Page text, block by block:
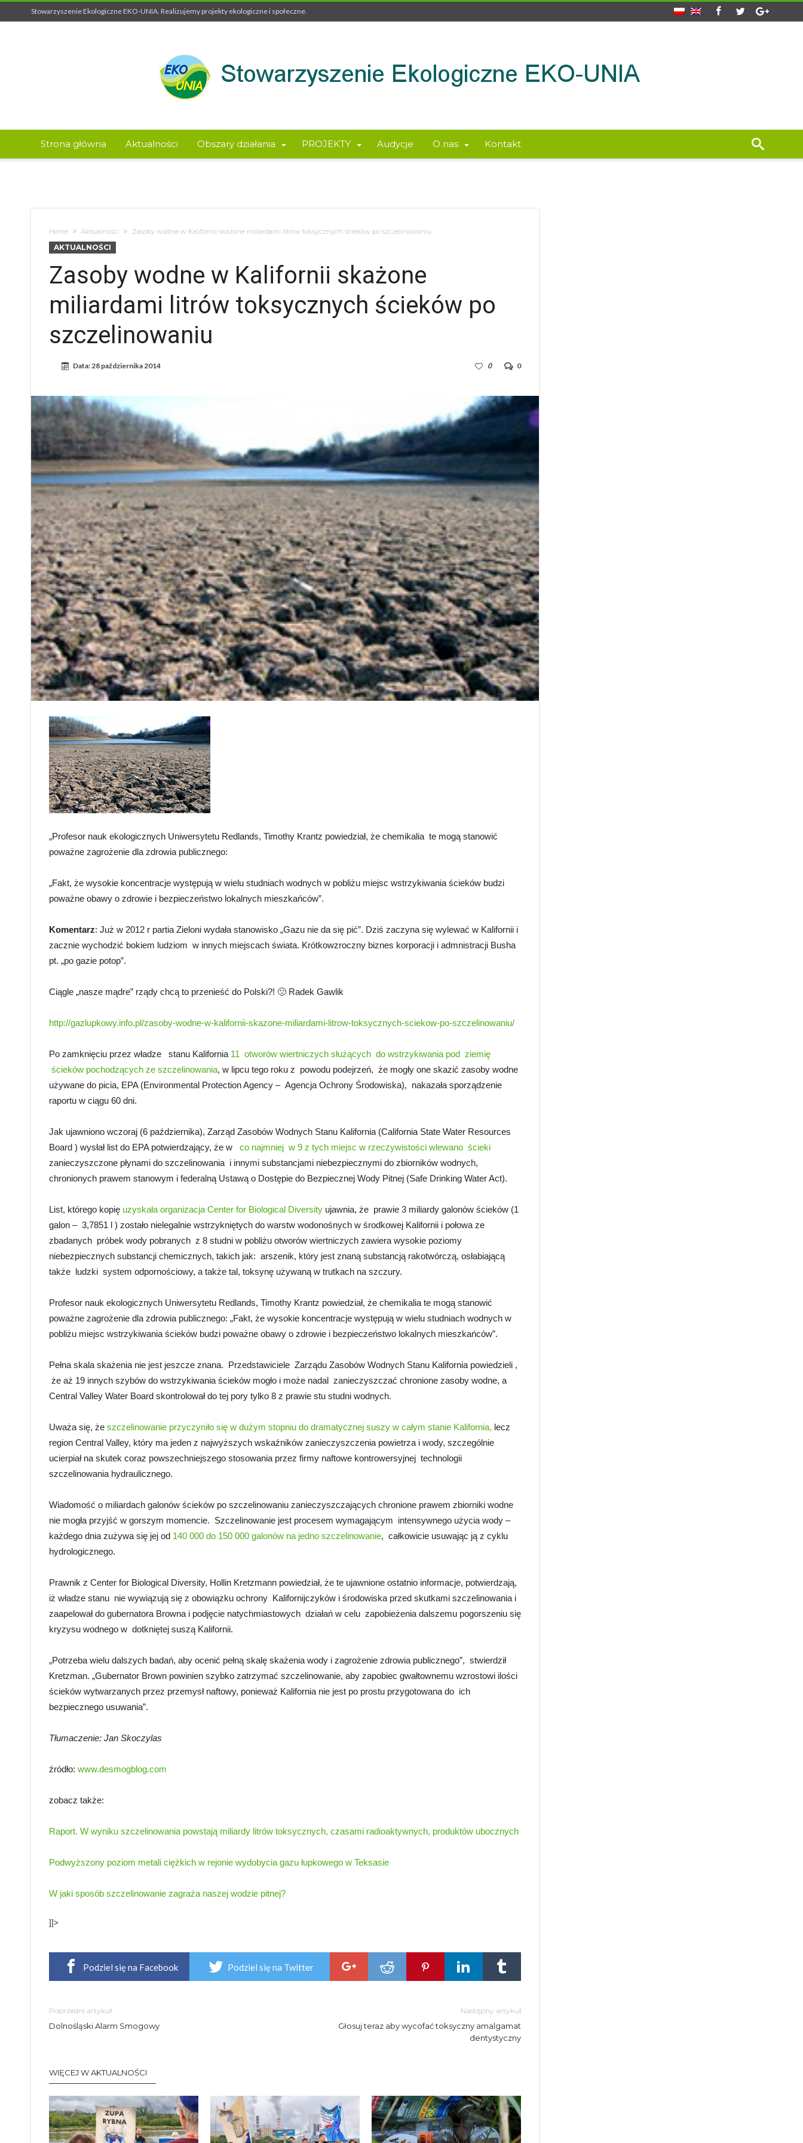
Stowarzyszenie Ekologiczne EKO-UNIA. Realizujemy projekty ekologiczne i społeczne.
Strona główna Aktualności Obszary działania PROJEKTY Audycje O nas Kontakt
Home Aktualności Zasoby wodne w Kalifornii skażone miliardami litrów toksycznych ścieków po szczelinowaniu
AKTUALNOŚCI
Zasoby wodne w Kalifornii skażone
miliardami litrów toksycznych ścieków po
szczelinowaniu
Data:28 października 2014 0
0
„Profesor nauk ekologicznych Uniwersytetu Redlands, Timothy Krantz powiedział, że chemikalia te mogą stanowić
poważne zagrożenie dla zdrowia publicznego:
„Fakt, że wysokie koncentracje występują w wielu studniach wodnych w pobliżu miejsc wstrzykiwania ścieków budzi
poważne obawy o zdrowie i bezpieczeństwo lokalnych mieszkańców”.
Komentarz: Już w 2012 r partia Zieloni wydała stanowisko „Gazu nie da się pić”. Dziś zaczyna się wylewać w Kalifornii i
zacznie wychodzić bokiem ludziom w innych miejscach świata. Krótkowzroczny biznes korporacji i admnistracji Busha
pt. „po gazie potop”.
Ciągle „nasze mądre” rządy chcą to przenieść do Polski?! 🙁 Radek Gawlik
http://gazlupkowy.info.pl/zasoby-wodne-w-kalifornii-skazone-miliardami-litrow-toksycznych-sciekow-po-szczelinowaniu/
Po zamknięciu przez władze stanu Kalifornia 11 otworów wiertniczych służących do wstrzykiwania pod ziemię
ścieków pochodzących ze szczelinowania, w lipcu tego roku z powodu podejrzeń, że mogły one skazić zasoby wodne
używane do picia, EPA (Environmental Protection Agency – Agencja Ochrony Środowiska), nakazała sporządzenie
raportu w ciągu 60 dni.
Jak ujawniono wczoraj (6 października), Zarząd Zasobów Wodnych Stanu Kalifornia (California State Water Resources
Board ) wysłał list do EPA potwierdzający, że w co najmniej w 9 z tych miejsc w rzeczywistości wlewano ścieki
zanieczyszczone płynami do szczelinowania i innymi substancjami niebezpiecznymi do zbiorników wodnych,
chronionych prawem stanowym i federalną Ustawą o Dostępie do Bezpiecznej Wody Pitnej (Safe Drinking Water Act).
List, którego kopię uzyskała organizacja Center for Biological Diversity ujawnia, że prawie 3 miliardy galonów ścieków (1
galon – 3,7851 l ) zostało nielegalnie wstrzykniętych do warstw wodonośnych w środkowej Kalifornii i połowa ze
zbadanych próbek wody pobranych z 8 studni w pobliżu otworów wiertniczych zawiera wysokie poziomy
niebezpiecznych substancji chemicznych, takich jak: arszenik, który jest znaną substancją rakotwórczą, osłabiającą
także ludzki system odpornościowy, a także tal, toksynę używaną w trutkach na szczury.
Profesor nauk ekologicznych Uniwersytetu Redlands, Timothy Krantz powiedział, że chemikalia te mogą stanowić
poważne zagrożenie dla zdrowia publicznego: „Fakt, że wysokie koncentracje występują w wielu studniach wodnych w
pobliżu miejsc wstrzykiwania ścieków budzi poważne obawy o zdrowie i bezpieczeństwo lokalnych mieszkańców”.
Pełna skala skażenia nie jest jeszcze znana. Przedstawiciele Zarządu Zasobów Wodnych Stanu Kalifornia powiedzieli ,
że aż 19 innych szybów do wstrzykiwania ścieków mogło i może nadal zanieczyszczać chronione zasoby wodne, a
Central Valley Water Board skontrolował do tej pory tylko 8 z prawie stu studni wodnych.
Uważa się, że szczelinowanie przyczyniło się w dużym stopniu do dramatycznej suszy w całym stanie Kalifornia, lecz
region Central Valley, który ma jeden z najwyższych wskaźników zanieczyszczenia powietrza i wody, szczególnie
ucierpiał na skutek coraz powszechniejszego stosowania przez firmy naftowe kontrowersyjnej technologii
szczelinowania hydraulicznego.
Wiadomość o miliardach galonów ścieków po szczelinowaniu zanieczyszczających chronione prawem zbiorniki wodne
nie mogła przyjść w gorszym momencie. Szczelinowanie jest procesem wymagającym intensywnego użycia wody –
każdego dnia zużywa się jej od 140 000 do 150 000 galonów na jedno szczelinowanie, całkowicie usuwając ją z cyklu
hydrologicznego.
Prawnik z Center for Biological Diversity, Hollin Kretzmann powiedział, że te ujawnione ostatnio informacje, potwierdzają,
iż władze stanu nie wywiązują się z obowiązku ochrony Kalifornijczyków i środowiska przed skutkami szczelinowania i
zaapelował do gubernatora Browna i podjęcie natychmiastowych działań w celu zapobieżenia dalszemu pogorszeniu się
kryzysu wodnego w dotkniętej suszą Kalifornii.
„Potrzeba wielu dalszych badań, aby ocenić pełną skalę skażenia wody i zagrożenie zdrowia publicznego”, stwierdził
Kretzman. „Gubernator Brown powinien szybko zatrzymać szczelinowanie, aby zapobiec gwałtownemu wzrostowi ilości
ścieków wytwarzanych przez przemysł naftowy, ponieważ Kalifornia nie jest po prostu przygotowana do ich
bezpiecznego usuwania”.
Tłumaczenie: Jan Skoczylas
źródło: www.desmogblog.com
zobacz także:
Raport. W wyniku szczelinowania powstają miliardy litrów toksycznych, czasami radioaktywnych, produktów ubocznych
Podwyższony poziom metali ciężkich w rejonie wydobycia gazu łupkowego w Teksasie
W jaki sposób szczelinowanie zagraża naszej wodzie pitnej?
]]>
Podziel się na Facebook Podziel się na Twitter
Poprzedni artykuł
Dolnośląski Alarm Smogowy
Następny artykuł
Głosuj teraz aby wycofać toksyczny amalgamat
dentystyczny
WIĘCEJ W AKTUALNOŚCI